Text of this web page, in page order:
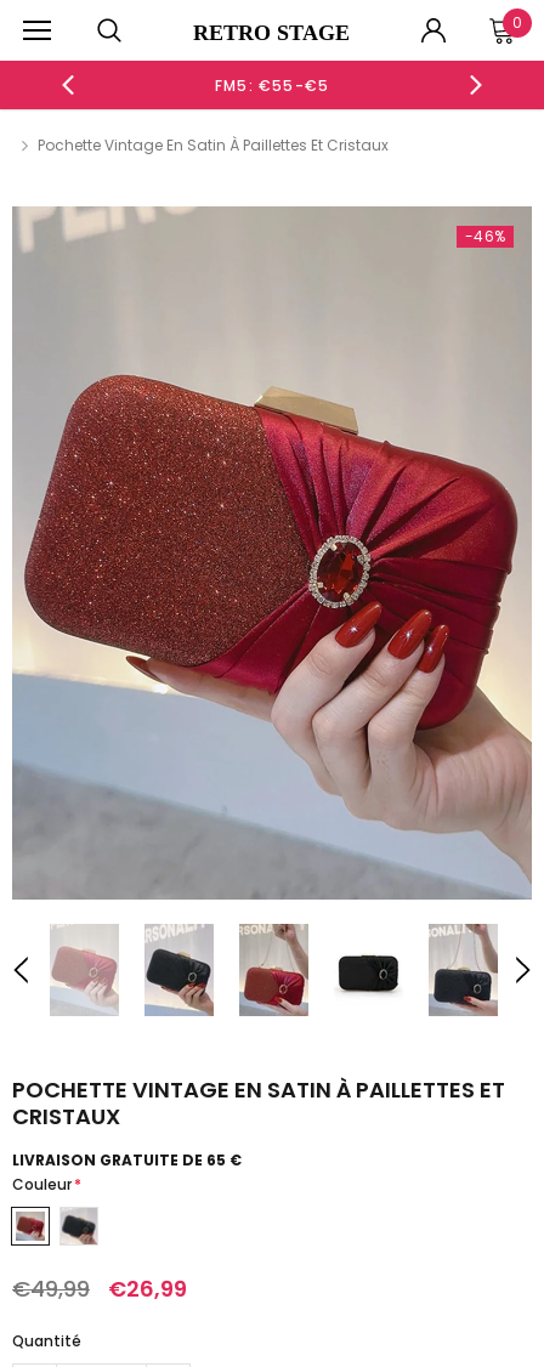
RETRO STAGE
ROBE BLEUE EN DENTELLE PATCHWORK ET STRASS ANNÉES
1920
€70,99 €35,99
ROBE DOS NU ROUGE À POIS DES ANNÉES 1950
€29,99
ROBE ORANGE COL CLAUDINE MARGUERITE DES ANNÉES
1960
€56,99 €22,99
0
FM5: €55-€5
Pochette Vintage En Satin À Paillettes Et Cristaux
-46%
POCHETTE VINTAGE EN SATIN À PAILLETTES ET
CRISTAUX
LIVRAISON GRATUITE DE 65 €
Couleur*
€49,99 €26,99
Quantité